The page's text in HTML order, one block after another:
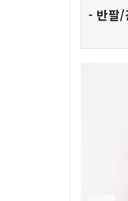
- 반팔/